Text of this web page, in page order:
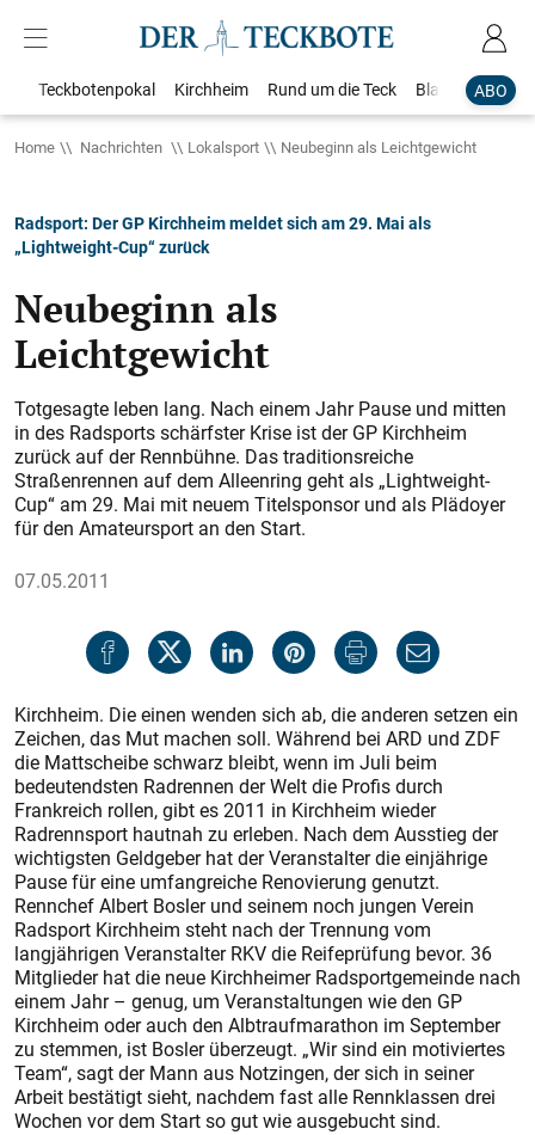
ABO
Teckbotenpokal Kirchheim Rund um die Teck Blaulicht
Home Nachrichten Lokalsport Neubeginn als Leichtgewicht
Radsport: Der GP Kirchheim meldet sich am 29. Mai als
„Lightweight-Cup“ zurück
Neubeginn als
Leichtgewicht
Totgesagte leben lang. Nach einem Jahr Pause und mitten
in des Radsports schärfster Krise ist der GP Kirchheim
zurück auf der Rennbühne. Das traditionsreiche
Straßenrennen auf dem Alleenring geht als „Lightweight-
Cup“ am 29. Mai mit neuem Titelsponsor und als Plädoyer
für den Amateursport an den Start.
07.05.2011
Kirchheim. Die einen wenden sich ab, die anderen setzen ein
Zeichen, das Mut machen soll. Während bei ARD und ZDF
die Mattscheibe schwarz bleibt, wenn im Juli beim
bedeutendsten Radrennen der Welt die Profis durch
Frankreich rollen, gibt es 2011 in Kirchheim wieder
Radrennsport hautnah zu erleben. Nach dem Ausstieg der
wichtigsten Geldgeber hat der Veranstalter die einjährige
Pause für eine umfangreiche Renovierung genutzt.
Rennchef Albert Bosler und seinem noch jungen Verein
Radsport Kirchheim steht nach der Trennung vom
langjährigen Veranstalter RKV die Reifeprüfung bevor. 36
Mitglieder hat die neue Kirchheimer Radsportgemeinde nach
einem Jahr – genug, um Veranstaltungen wie den GP
Kirchheim oder auch den Albtraufmarathon im September
zu stemmen, ist Bosler überzeugt. „Wir sind ein motiviertes
Team“, sagt der Mann aus Notzingen, der sich in seiner
Arbeit bestätigt sieht, nachdem fast alle Rennklassen drei
Wochen vor dem Start so gut wie ausgebucht sind.